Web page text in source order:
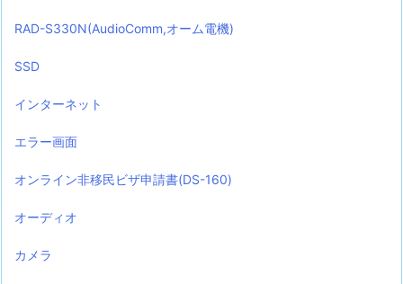
RAD-S330N(AudioComm,オーム電機)
SSD
インターネット
エラー画面
オンライン非移民ビザ申請書(DS-160)
オーディオ
カメラ